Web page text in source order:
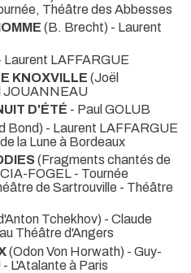
Théâtre des Abbesses
(B. Brecht) - Laurent
Laurent LAFFARGUE
KNOXVILLE (Joël
JOUANNEAU
D'ÉTÉ - Paul GOLUB
Bond) - Laurent LAFFARGUE
la Lune à Bordeaux
(Fragments chantés de
FOGEL - Tournée
de Sartrouville - Théâtre
Tchekhov) - Claude
Théâtre d'Angers
(Odon Von Horwath) - Guy-
- L'Atalante à Paris